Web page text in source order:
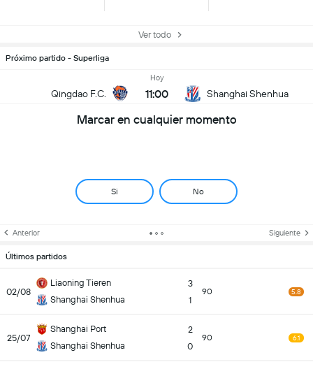
Ver todo
Próximo partido - Superliga
Qingdao F.C.
Hoy
11:00 Shanghai Shenhua
Marcar en cualquier momento
Si No
Anterior Siguiente
Últimos partidos
02/08
Liaoning Tieren
Shanghai Shenhua
3
1
90 5.8
25/07
Shanghai Port
Shanghai Shenhua
2
0
90 6.1